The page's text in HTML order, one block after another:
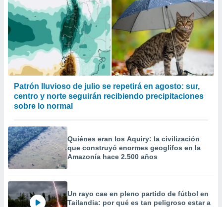
Patrón lluvioso de julio se repetirá en agosto: sur,
centro y norte seguirán recibiendo precipitaciones
sobre lo normal
Quiénes eran los Aquiry: la civilización
que construyó enormes geoglifos en la
Amazonía hace 2.500 años
Un rayo cae en pleno partido de fútbol en
Tailandia: por qué es tan peligroso estar a